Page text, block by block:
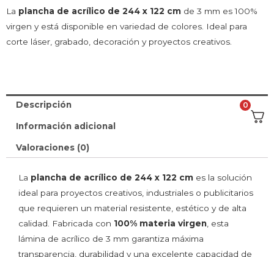
La plancha de acrílico de 244 x 122 cm de 3 mm es 100%
virgen y está disponible en variedad de colores. Ideal para
corte láser, grabado, decoración y proyectos creativos.
Descripción
Información adicional
Valoraciones (0)
La plancha de acrílico de 244 x 122 cm es la solución
ideal para proyectos creativos, industriales o publicitarios
que requieren un material resistente, estético y de alta
calidad. Fabricada con 100% materia virgen, esta
lámina de acrílico de 3 mm garantiza máxima
transparencia, durabilidad y una excelente capacidad de
0